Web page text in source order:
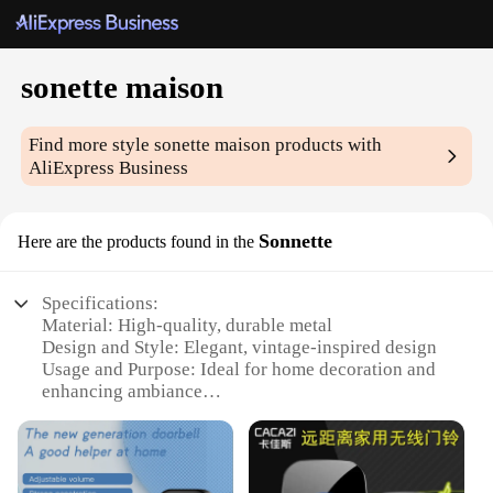
sonette maison
Find more stylesonette maison products with
AliExpress Business
Here are the products found in the Sonnette
Specifications:
Material: High-quality, durable metal
Design and Style: Elegant, vintage-inspired design
Usage and Purpose: Ideal for home decoration and
enhancing ambiance
interior settings, from living rooms to bedrooms
Shape or Size or Weight or Quantity: Available in
multiple sets to cater to different needs